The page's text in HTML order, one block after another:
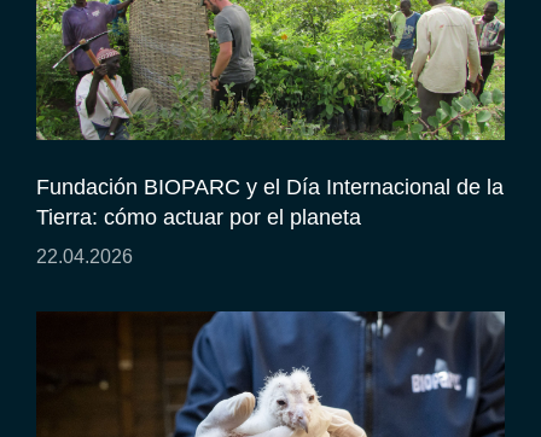
Fundación BIOPARC y el Día Internacional de la
Tierra: cómo actuar por el planeta
22.04.2026